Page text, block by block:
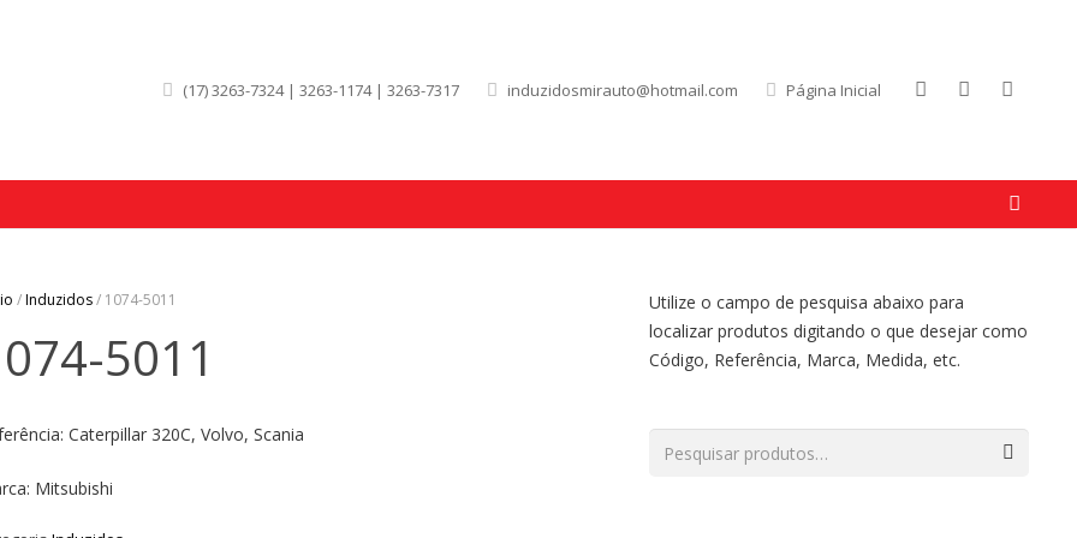
(17) 3263-7324 | 3263-1174 | 3263-7317 induzidosmirauto@hotmail.com Página Inicial
/Induzidos/ 1074-5011
5011
Caterpillar 320C, Volvo, Scania
Mitsubishi
Utilize o campo de pesquisa abaixo para
localizar produtos digitando o que desejar como
Código, Referência, Marca, Medida, etc.